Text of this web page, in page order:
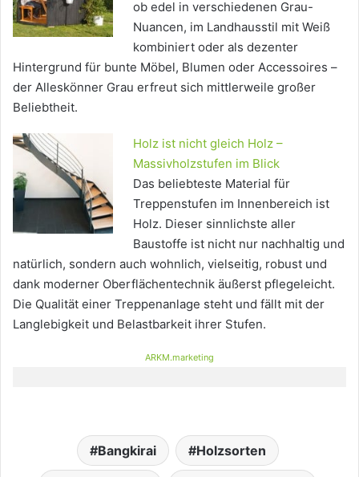
ob edel in verschiedenen Grau-
Nuancen, im Landhausstil mit Weiß
kombiniert oder als dezenter
Hintergrund für bunte Möbel, Blumen oder Accessoires –
der Alleskönner Grau erfreut sich mittlerweile großer
Beliebtheit.
Holz ist nicht gleich Holz –
Massivholzstufen im Blick
Das beliebteste Material für
Treppenstufen im Innenbereich ist
Holz. Dieser sinnlichste aller
Baustoffe ist nicht nur nachhaltig und
natürlich, sondern auch wohnlich, vielseitig, robust und
dank moderner Oberflächentechnik äußerst pflegeleicht.
Die Qualität einer Treppenanlage steht und fällt mit der
Langlebigkeit und Belastbarkeit ihrer Stufen.
ARKM.marketing
Bangkirai Holzsorten